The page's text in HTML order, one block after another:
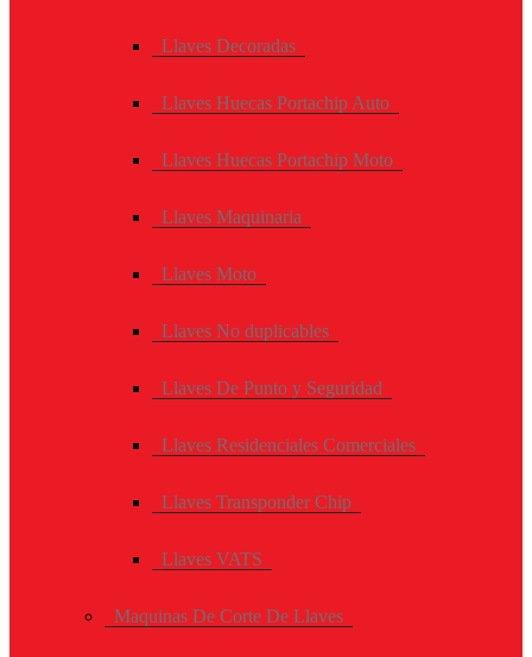
Llaves Decoradas
Llaves Huecas Portachip Auto
Llaves Huecas Portachip Moto
Llaves Maquinaria
Llaves Moto
Llaves No duplicables
Llaves De Punto y Seguridad
Llaves Residenciales Comerciales
Llaves Transponder Chip
Llaves VATS
Maquinas De Corte De Llaves